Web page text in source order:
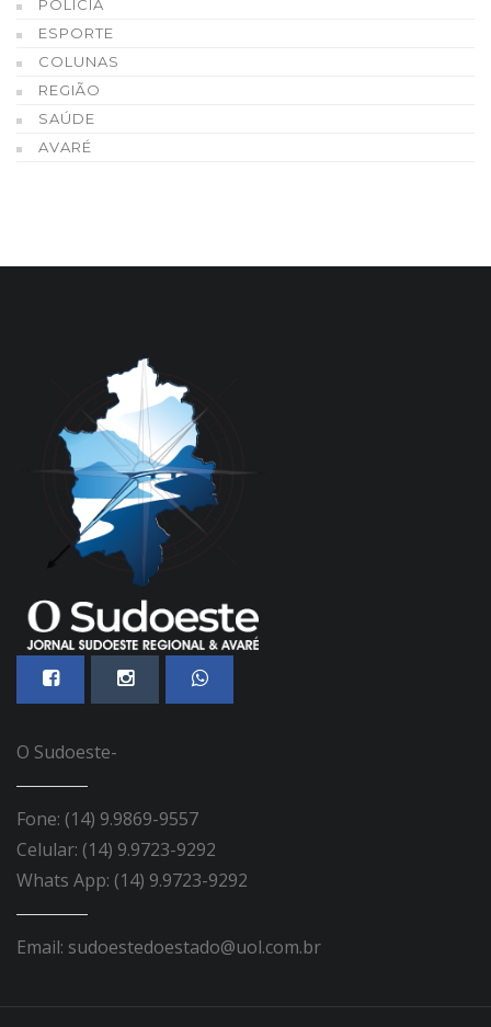
POLÍCIA
ESPORTE
COLUNAS
REGIÃO
SAÚDE
AVARÉ
O Sudoeste-
Fone: (14) 9.9869-9557
Celular: (14) 9.9723-9292
Whats App: (14) 9.9723-9292
Email: sudoestedoestado@uol.com.br